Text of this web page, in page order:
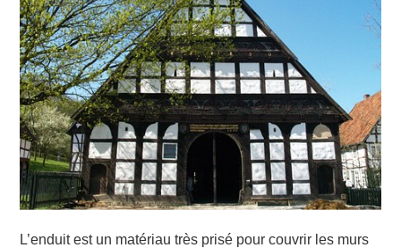
TRAVAUX
DÉMÉNAGEMENT
L’enduit est un matériau très prisé pour couvrir les murs